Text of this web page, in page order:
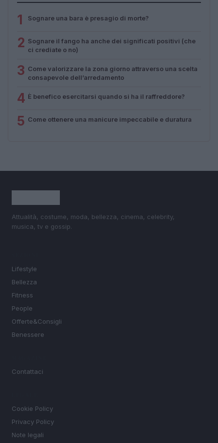
1 Sognare una bara è presagio di morte?
2 Sognare il fango ha anche dei significati positivi (che
ci crediate o no)
3 Come valorizzare la zona giorno attraverso una scelta
consapevole dell’arredamento
4 È benefico esercitarsi quando si ha il raffreddore?
5 Come ottenere una manicure impeccabile e duratura
Attualità, costume, moda, bellezza, cinema, celebrity,
musica, tv e gossip.
Lifestyle
Bellezza
Fitness
People
Offerte&Consigli
Benessere
Contattaci
Cookie Policy
Privacy Policy
Note legali